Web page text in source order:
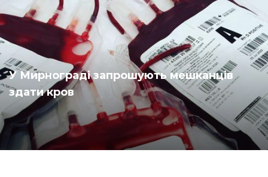
У Мирнограді запрошують мешканців
здати кров